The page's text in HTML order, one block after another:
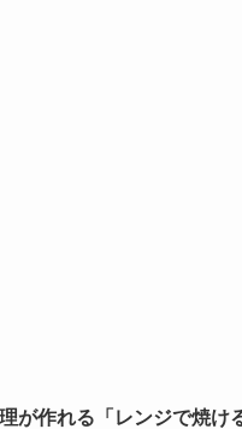
が作れる「レンジで焼け